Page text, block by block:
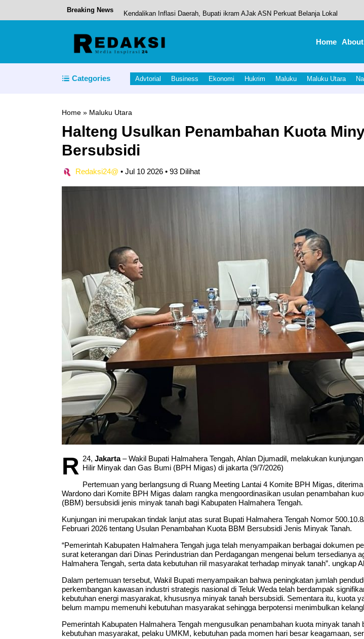
Breaking News Kendalikan Inflasi Daerah, Bupati ikram AJak ASN Perkuat Belanja Lokal
Bupati Apresiasi May Day, PT IWIP Berikan Penghargaan kepada 500 Karyawan
Pekan Olahraga Provinsi (Porprov) ke-V Maluku Utara, Jadi Momentum
Home About
Categories Advtorial Business Ekonomi Hukrim Maluku Maluku Utara
Home » Maluku Utara
Halteng Usulkan Penambahan Kuota
Bersubsidi
Redaksi24@ • Jul 10 2026 • 93 Dilihat
R 24, Jakarta– Wakil Bupati Halmahera Tengah, Ahlan Djumadil, melakukan
Hilir Minyak dan Gas Bumi (BPH Migas) di jakarta (9/7/2026)
Pertemuan yang berlangsung di Ruang Meeting Lantai 4 Komite BPH Migas,
Wardono dari Komite BPH Migas dalam rangka mengoordinasikan usulan penambahan
(BBM) bersubsidi jenis minyak tanah bagi Kabupaten Halmahera Tengah.
Kunjungan ini merupakan tindak lanjut atas surat Bupati Halmahera Tengah Nomor
Februari 2026 tentang Usulan Penambahan Kuota BBM Bersubsidi Jenis Minyak Tanah.
“Pemerintah Kabupaten Halmahera Tengah juga telah menyampaikan berbagai dokumen
surat keterangan dari Dinas Perindustrian dan Perdagangan mengenai belum tersedianya
Halmahera Tengah, serta data kebutuhan riil masyarakat terhadap minyak tanah”. ungkap
Dalam pertemuan tersebut, Wakil Bupati menyampaikan bahwa peningkatan jumlah
perkembangan kawasan industri strategis nasional di Teluk Weda telah berdampak
kebutuhan energi masyarakat, khususnya minyak tanah bersubsidi. Sementara itu, kuota
belum mampu memenuhi kebutuhan masyarakat sehingga berpotensi menimbulkan
Pemerintah Kabupaten Halmahera Tengah mengusulkan penambahan kuota minyak tanah
kebutuhan masyarakat, pelaku UMKM, kebutuhan pada momen hari besar keagamaan,